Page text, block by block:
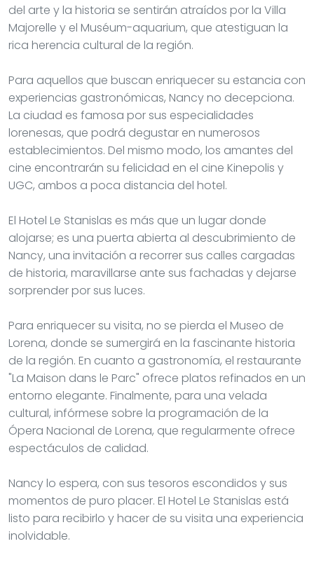
del arte y la historia se sentirán atraídos por la Villa
Majorelle y el Muséum-aquarium, que atestiguan la
rica herencia cultural de la región.
Para aquellos que buscan enriquecer su estancia con
experiencias gastronómicas, Nancy no decepciona.
La ciudad es famosa por sus especialidades
lorenesas, que podrá degustar en numerosos
establecimientos. Del mismo modo, los amantes del
cine encontrarán su felicidad en el cine Kinepolis y
UGC, ambos a poca distancia del hotel.
El Hotel Le Stanislas es más que un lugar donde
alojarse; es una puerta abierta al descubrimiento de
Nancy, una invitación a recorrer sus calles cargadas
de historia, maravillarse ante sus fachadas y dejarse
sorprender por sus luces.
Para enriquecer su visita, no se pierda el Museo de
Lorena, donde se sumergirá en la fascinante historia
de la región. En cuanto a gastronomía, el restaurante
"La Maison dans le Parc" ofrece platos refinados en un
entorno elegante. Finalmente, para una velada
cultural, infórmese sobre la programación de la
Ópera Nacional de Lorena, que regularmente ofrece
espectáculos de calidad.
Nancy lo espera, con sus tesoros escondidos y sus
momentos de puro placer. El Hotel Le Stanislas está
listo para recibirlo y hacer de su visita una experiencia
inolvidable.